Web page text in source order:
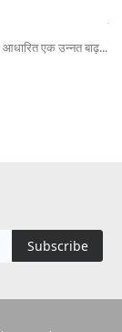
एक उन्नत बाढ़...
Subscribe